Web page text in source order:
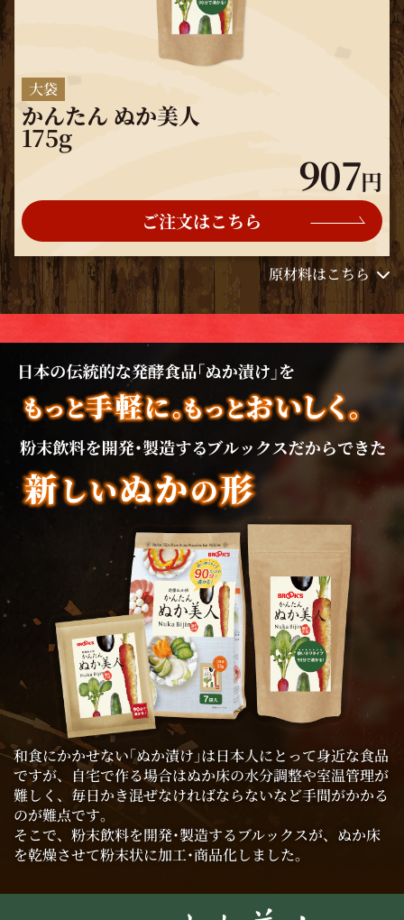
大袋
かんたん ぬか美人
175g
907円
ご注文はこちら
原材料はこちら
和食にかかせない｢ぬか漬け｣は日本人にとって身近な食品
ですが、自宅で作る場合はぬか床の水分調整や室温管理が
難しく、毎日かき混ぜなければならないなど手間がかかる
のが難点です｡
そこで、粉末飲料を開発･製造するブルックスが、ぬか床
を乾燥させて粉末状に加工･商品化しました。